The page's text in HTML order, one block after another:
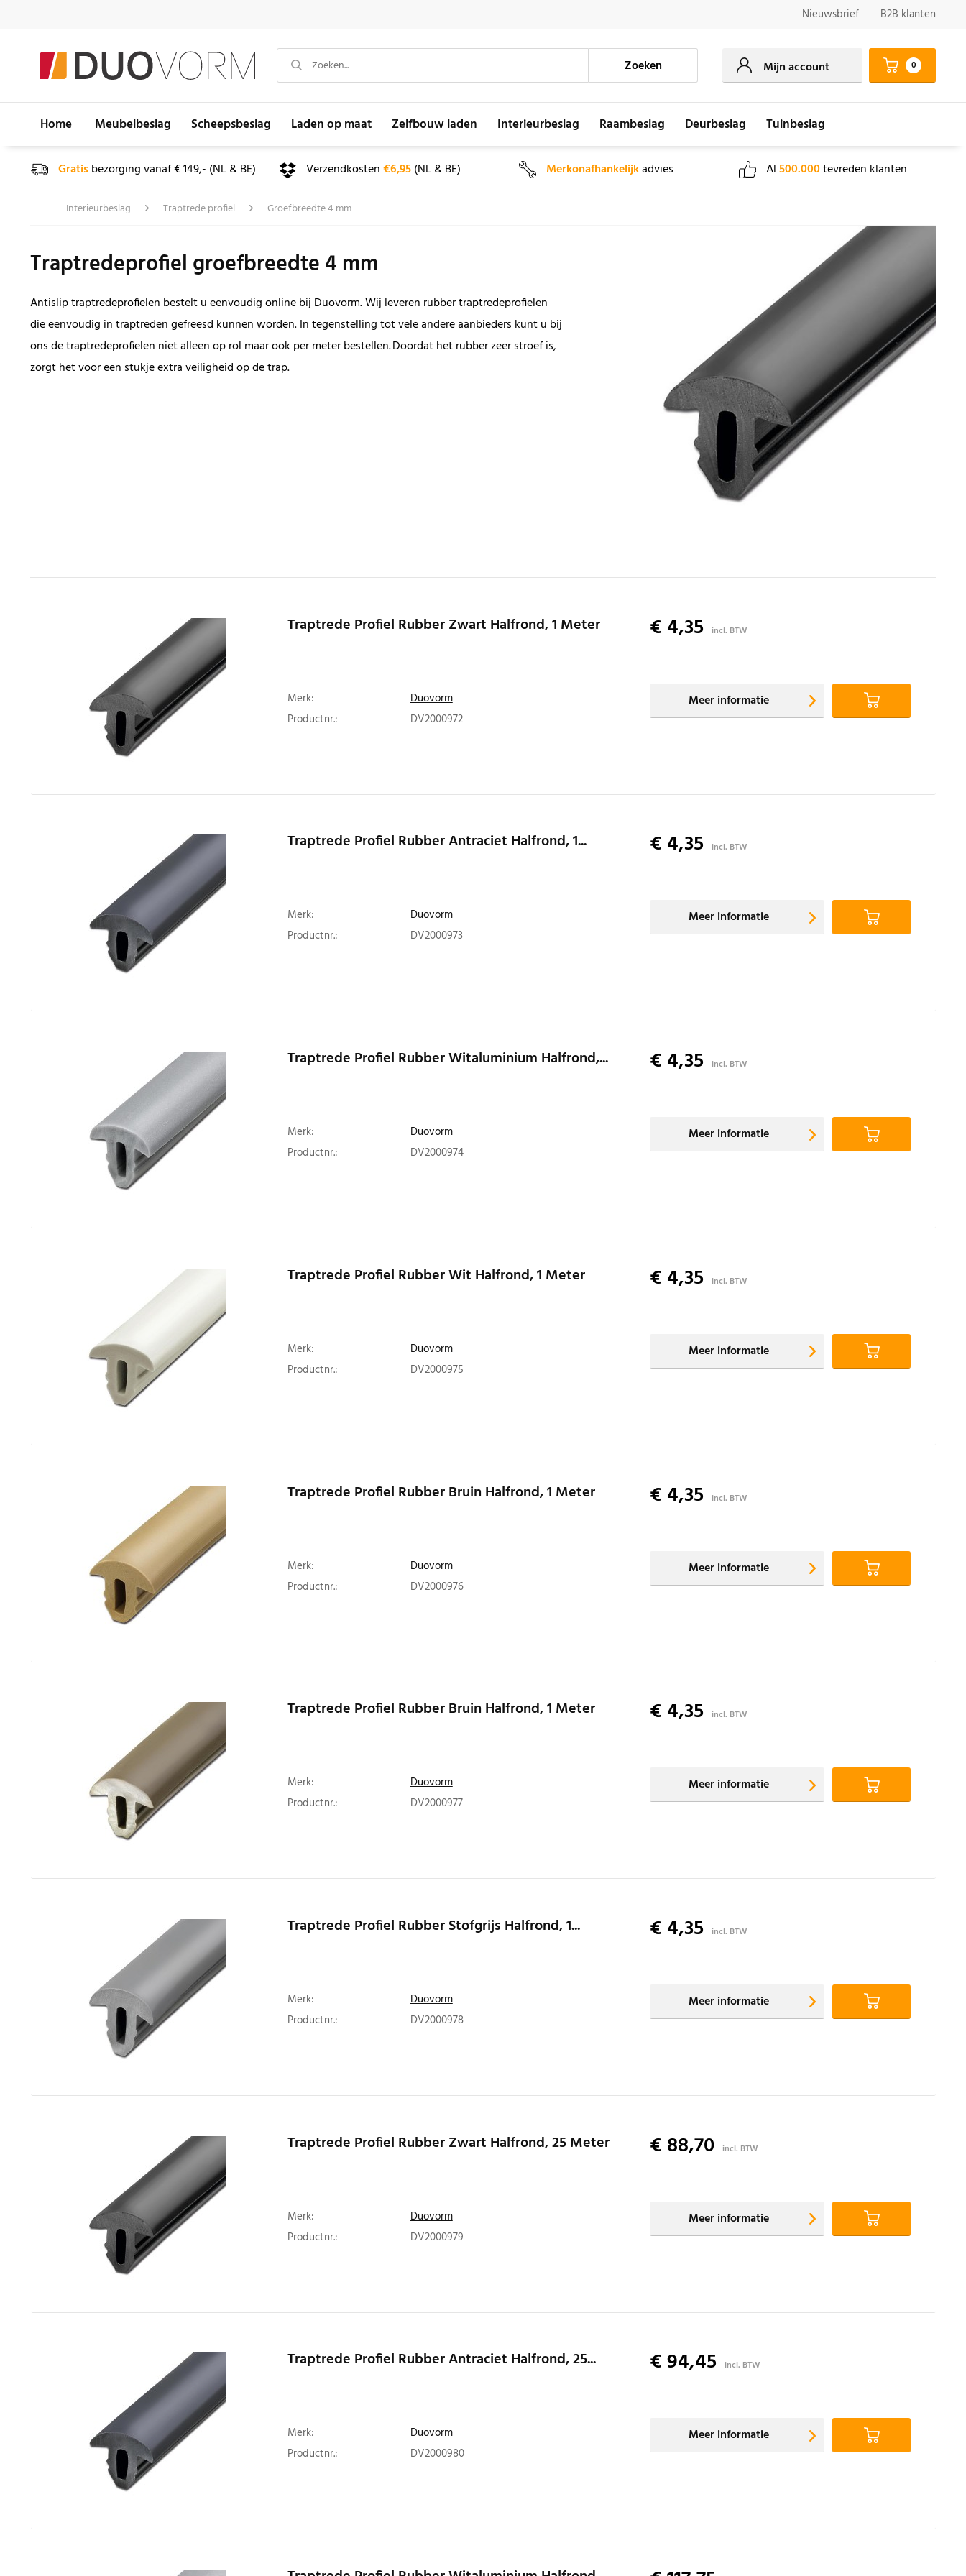
Nieuwsbrief B2B klanten
Zoeken Mijn account 0
Home Meubelbeslag Scheepsbeslag Laden op maat Zelfbouw laden Interieurbeslag Raambeslag Deurbeslag Tuinbeslag
Gratisbezorging vanaf € 149,- (NL & BE) Verzendkosten€6,95(NL & BE) Merkonafhankelijkadvies Al500.000tevreden klanten
Interieurbeslag Traptrede profiel Groefbreedte 4 mm
Traptredeprofiel groefbreedte 4 mm
Antislip traptredeprofielen bestelt u eenvoudig online bij Duovorm. Wij leveren rubber traptredeprofielen
die eenvoudig in traptreden gefreesd kunnen worden. In tegenstelling tot vele andere aanbieders kunt u bij
ons de traptredeprofielen niet alleen op rol maar ook per meter bestellen. Doordat het rubber zeer stroef is,
zorgt het voor een stukje extra veiligheid op de trap.
Traptrede Profiel Rubber Zwart Halfrond, 1 Meter
Merk:
Duovorm
Productnr.:
DV2000972
€ 4,35 incl. BTW
Meer informatie
Traptrede Profiel Rubber Antraciet Halfrond, 1...
Merk:
Duovorm
Productnr.:
DV2000973
€ 4,35 incl. BTW
Meer informatie
Traptrede Profiel Rubber Witaluminium Halfrond,...
Merk:
Duovorm
Productnr.:
DV2000974
€ 4,35 incl. BTW
Meer informatie
Traptrede Profiel Rubber Wit Halfrond, 1 Meter
Merk:
Duovorm
Productnr.:
DV2000975
€ 4,35 incl. BTW
Meer informatie
Traptrede Profiel Rubber Bruin Halfrond, 1 Meter
Merk:
Duovorm
Productnr.:
DV2000976
€ 4,35 incl. BTW
Meer informatie
Traptrede Profiel Rubber Bruin Halfrond, 1 Meter
Merk:
Duovorm
Productnr.:
DV2000977
€ 4,35 incl. BTW
Meer informatie
Traptrede Profiel Rubber Stofgrijs Halfrond, 1...
Merk:
Duovorm
Productnr.:
DV2000978
€ 4,35 incl. BTW
Meer informatie
Traptrede Profiel Rubber Zwart Halfrond, 25 Meter
Merk:
Duovorm
Productnr.:
DV2000979
€ 88,70 incl. BTW
Meer informatie
Traptrede Profiel Rubber Antraciet Halfrond, 25...
Merk:
Duovorm
Productnr.:
DV2000980
€ 94,45 incl. BTW
Meer informatie